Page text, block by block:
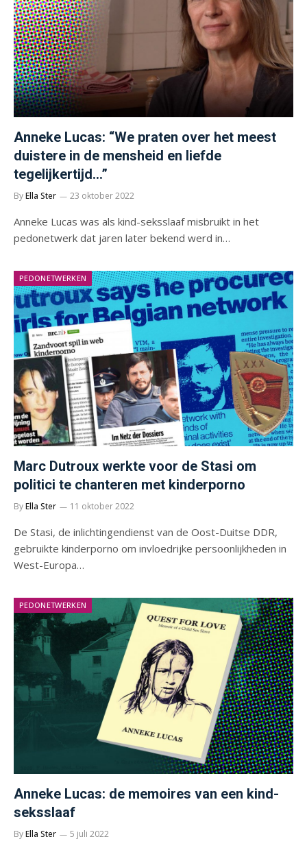
Anneke Lucas: “We praten over het meest
duistere in de mensheid en liefde
tegelijkertijd…”
ByElla Ster 23 oktober 2022
Anneke Lucas was als kind-seksslaaf misbruikt in het
pedonetwerk dat jaren later bekend werd in…
PEDONETWERKEN
Marc Dutroux werkte voor de Stasi om
politici te chanteren met kinderporno
ByElla Ster 11 oktober 2022
De Stasi, de inlichtingendienst van de Oost-Duitse DDR,
gebruikte kinderporno om invloedrijke persoonlijkheden in
West-Europa…
PEDONETWERKEN
Anneke Lucas: de memoires van een kind-
seksslaaf
ByElla Ster 5 juli 2022